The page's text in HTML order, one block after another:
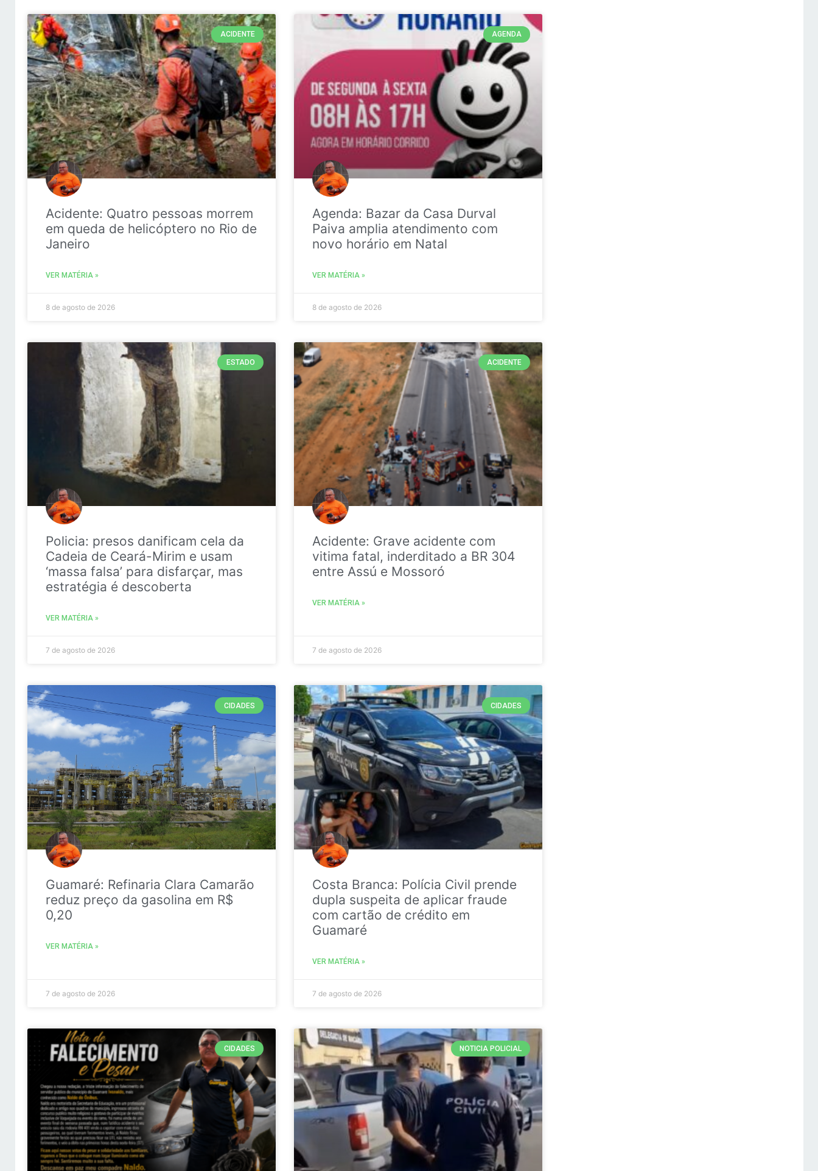
ACIDENTE
Acidente: Quatro pessoas morrem
em queda de helicóptero no Rio de
Janeiro
VER MATÉRIA »
8 de agosto de 2026
AGENDA
Agenda: Bazar da Casa Durval
Paiva amplia atendimento com
novo horário em Natal
VER MATÉRIA »
8 de agosto de 2026
ESTADO
Policia: presos danificam cela da
Cadeia de Ceará-Mirim e usam
‘massa falsa’ para disfarçar, mas
estratégia é descoberta
VER MATÉRIA »
7 de agosto de 2026
ACIDENTE
Acidente: Grave acidente com
vitima fatal, inderditado a BR 304
entre Assú e Mossoró
VER MATÉRIA »
7 de agosto de 2026
CIDADES
Guamaré: Refinaria Clara Camarão
reduz preço da gasolina em R$
0,20
VER MATÉRIA »
7 de agosto de 2026
CIDADES
Costa Branca: Polícia Civil prende
dupla suspeita de aplicar fraude
com cartão de crédito em
Guamaré
VER MATÉRIA »
7 de agosto de 2026
CIDADES NOTICIA POLICIAL